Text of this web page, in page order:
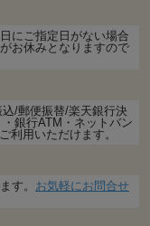
にご指定日がない場合
お休みとなりますので
/郵便振替/楽天銀行決
銀行ATM・ネットバン
利用いただけます。
す。 お気軽にお問合せ